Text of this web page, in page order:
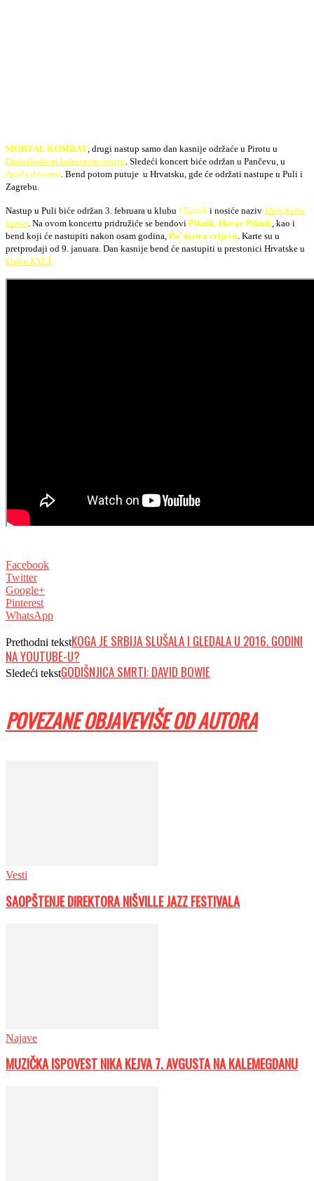
MORTAL KOMBAT , drugi nastup samo dan kasnije održaće u Pirotu u
Omladinskom kulturnom centru . Sledeći koncert biće održan u Pančevu, u
Apolo dvorani Bend potom putuje u Hrvatsku, gde će održati nastupe u Puli i
Zagrebu.
Nastup u Puli biće održan 3. februara u klubu Uljanik i nosiće naziv Me(n)talni
kupus . Na ovom koncertu pridružiće se bendovi Piknik Horor Piknik , kao i
bend koji će nastupiti nakon osam godina, Po’ metra crijeva . Karte su u
pretprodaji od 9. januara. Dan kasnije bend će nastupiti u prestonici Hrvatske u
klubu KSET.
Facebook
Twitter
Google+
Pinterest
WhatsApp
Prethodni tekstKOGA JE SRBIJA SLUŠALA I GLEDALA U 2016. GODINI
NA YOUTUBE-U?
Sledeći tekstGODIŠNJICA SMRTI: DAVID BOWIE
POVEZANE OBJAVEVIŠE OD AUTORA
Vesti
SAOPŠTENJE DIREKTORA NIŠVILLE JAZZ FESTIVALA
Najave
MUZIČKA ISPOVEST NIKA KEJVA 7. AVGUSTA NA KALEMEGDANU